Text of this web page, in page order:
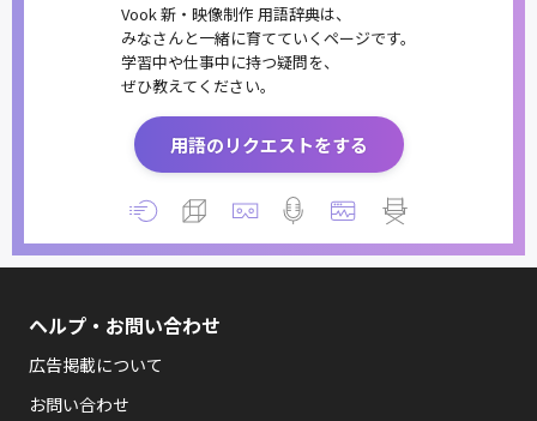
Vook 新・映像制作 用語辞典は、
みなさんと一緒に育てていくページです。
学習中や仕事中に持つ疑問を、
ぜひ教えてください。
用語のリクエストをする
ヘルプ・お問い合わせ
広告掲載について
お問い合わせ